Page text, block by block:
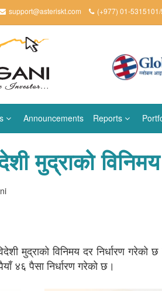
support@asteriskt.com (+977) 01-
Announcements Reports
मुद्राको
मुद्राको विनिमय दर निर्धारण
४६ पैसा निर्धारण गरेको छ।